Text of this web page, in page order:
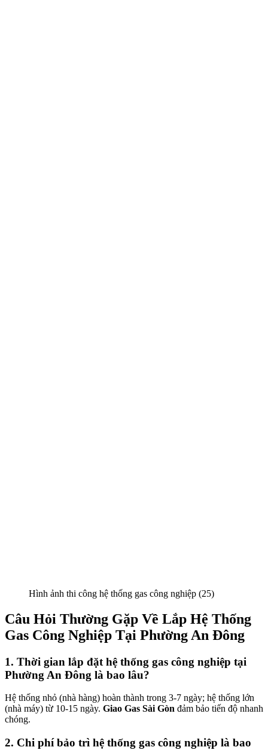
Hình ảnh thi công hệ thống gas công nghiệp (25)
Câu Hỏi Thường Gặp Về Lắp Hệ Thống
Gas Công Nghiệp Tại Phường An Đông
1. Thời gian lắp đặt hệ thống gas công nghiệp tại
Phường An Đông là bao lâu?
Hệ thống nhỏ (nhà hàng) hoàn thành trong 3-7 ngày; hệ thống lớn
(nhà máy) từ 10-15 ngày. Giao Gas Sài Gòn đảm bảo tiến độ nhanh
chóng.
2. Chi phí bảo trì hệ thống gas công nghiệp là bao